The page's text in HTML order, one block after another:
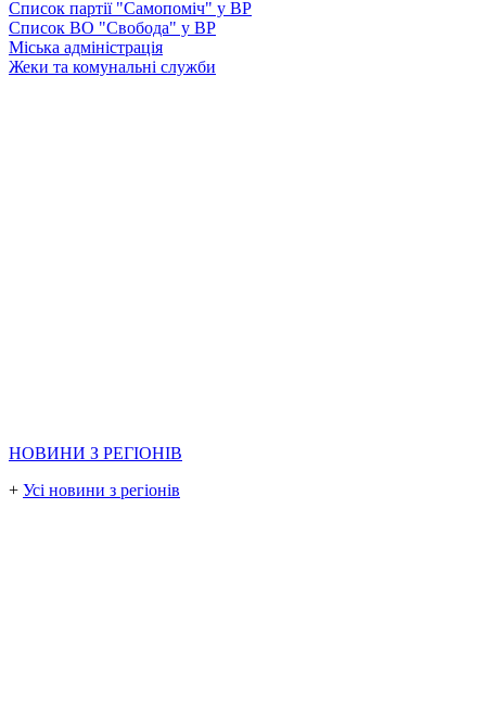
Список партії "Самопоміч" у ВР
Список ВО "Свобода" у ВР
Міська адміністрація
Жеки та комунальні служби
НОВИНИ З РЕГІОНІВ
+ Усі новини з регіонів